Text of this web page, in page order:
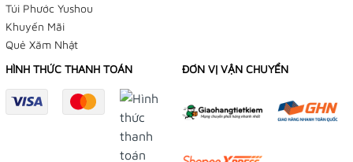
Túi Phước Yushou
Khuyến Mãi
Quẻ Xăm Nhật
HÌNH THỨC THANH TOÁN ĐƠN VỊ VẬN CHUYỂN